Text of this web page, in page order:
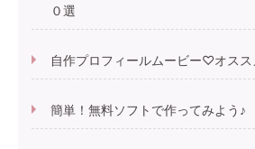
０選
自作プロフィールムービー♡オス
簡単！無料ソフトで作ってみよう♪